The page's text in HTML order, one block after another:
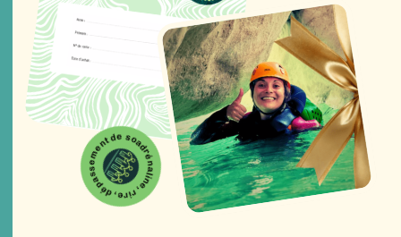
adrénaline, rire, dépassement de soi,